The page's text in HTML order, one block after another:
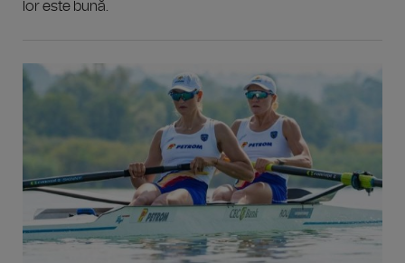
lor este bună.